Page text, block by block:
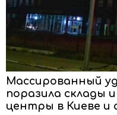
Массированный
поразила склады
центры в Киеве и